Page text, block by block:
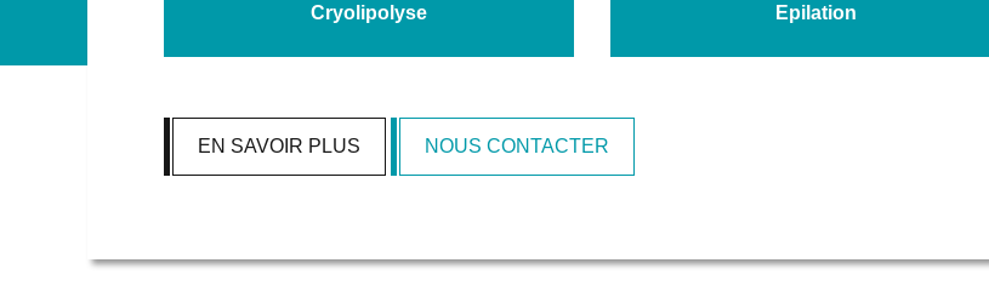
Cryolipolyse Epilation
EN SAVOIR PLUS NOUS CONTACTER